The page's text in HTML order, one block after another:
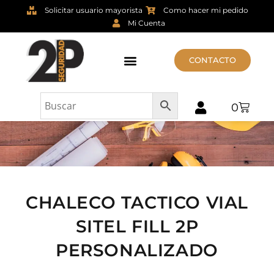
Solicitar usuario mayorista
Como hacer mi pedido
Mi Cuenta
CONTACTO
0
CHALECO TACTICO VIAL
SITEL FILL 2P
PERSONALIZADO